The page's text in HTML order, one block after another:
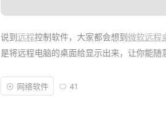
说到远程控制软件，大家都会想到微软远程
是将远程电脑的桌面给显示出来，让你能随
但如果你用过Parallels Desktop
单独提取出来，搬到你当前系统
网络软件 41